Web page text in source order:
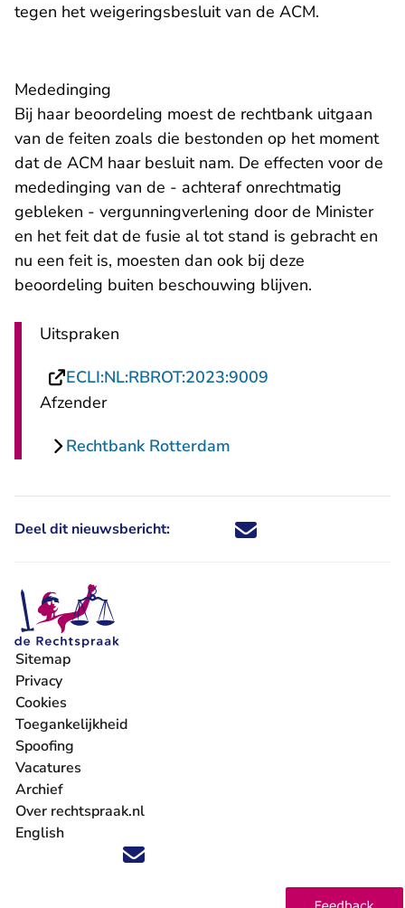
tegen het weigeringsbesluit van de ACM.
Mededinging
Bij haar beoordeling moest de rechtbank uitgaan
van de feiten zoals die bestonden op het moment
dat de ACM haar besluit nam. De effecten voor de
mededinging van de - achteraf onrechtmatig
gebleken - vergunningverlening door de Minister
en het feit dat de fusie al tot stand is gebracht en
nu een feit is, moesten dan ook bij deze
beoordeling buiten beschouwing blijven.
Uitspraken
ECLI:NL:RBROT:2023:9009
Afzender
Rechtbank Rotterdam
Deel dit nieuwsbericht: Deel dit nieuwsbericht via X -
Deel dit nieuwsbericht via
Deel dit nieuwsbericht
Deel dit
Volg ons op X (Twitter) - U verlaat Rechtspraak.nl
Volg ons op Facebook - U verlaat Rechtspraak.nl
Volg ons op Instagram - U verlaat Rechtspraak.nl
Volg ons op Youtube - U verlaat Rechtspraak.nl
Volg ons op LinkedIn - U verlaat
'Blijf op de hoogte' nieuwsbrief - U verlaat
Sitemap
Privacy
Cookies
Toegankelijkheid
Spoofing
Vacatures
- U verlaat Rechtspraak.nl
Archief
Over rechtspraak.nl
English